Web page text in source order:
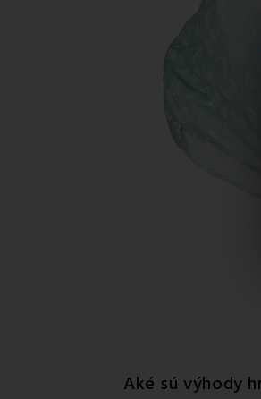
Aké sú výhody